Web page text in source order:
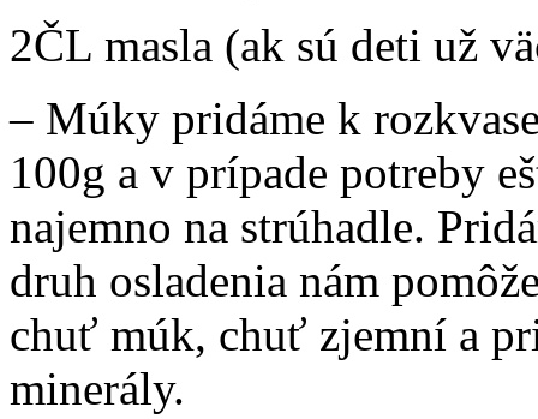
2ČL masla (ak sú deti už
– Múky pridáme k
100g a v prípade potreby
najemno na strúhadle.
druh osladenia nám
chuť múk, chuť zjemní a
minerály.